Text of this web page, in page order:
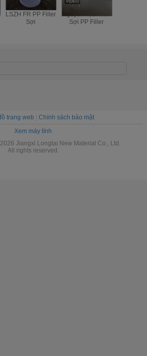
LSZH FR PP Filler
Sợi
Nguyên liệu xoắn
Sợi PP Filler
trang web
Chính sách bảo mật
Xem máy tính
Jiangxi Longtai New Material Co., Ltd.
All rights reserved.